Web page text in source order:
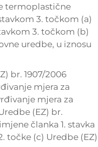
termoplastične
3. točkom (a)
3. točkom (b)
uredbe, u iznosu
br. 1907/2006
mjera za
mjera za
(EZ) br.
članka 1. stavka
točke (c) Uredbe (EZ)